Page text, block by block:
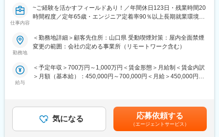
仕事内容
~ご経験を活かすフィールドあり！／年間休日123日・残業時間20
時間程度／定年65歳・エンジニア定着率90％以上長期就業環境あ
◆職務概要：当社の社員としてメーカー企業に常駐し、メーカー
が多数ございます。また、技術者や管理者、他部門との交渉など
をお任せする業務もございます。
・制御設計（PLC）
・開発製品の例：自動車製品、半導体、家電製品、医療機器、生
産設備、宇宙・衛星航空、電力設備など多岐にわたります。
勤務地
＜勤務地詳細＞顧客先住所：山口県 受動喫煙対策：屋内全面禁煙
変更の範囲：会社の定める事業所（リモートワーク含む）
給与
＜予定年収＞700万円～1,000万円＜賃金形態＞月給制＜賃金内訳
＞月額（基本給）：450,000円～700,000円＜月給＞450,000円～
の金額であり、選考を通じて上下する可能性があります。月給(月
額)は固定手当を含めた表記です。
気になる 応募依頼する
（エージェントサービス）